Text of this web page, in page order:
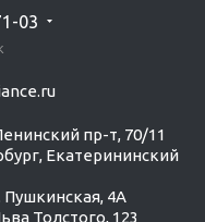
03
пр-т, 70/11
Екатерининский
Пушкинская, 4А
Толстого, 123